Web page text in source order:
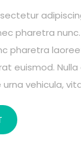
pharetra
pharetra
euismod.
vehicula,